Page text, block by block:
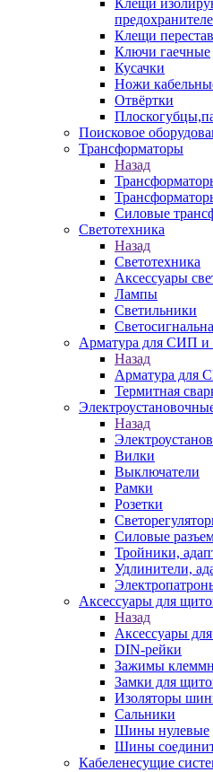
Клещи
Клещи
Ключи гаечные
Кусачки
Ножи
Отвёртки
Поисковое
Трансформаторы
Назад
Силовые
Светотехника
Назад
Светотехника
Аксессуары
Лампы
Светильники
Арматура для СИП
Назад
Арматура для
Термитная
Назад
Вилки
Выключатели
Рамки
Розетки
Силовые
Тройники,
Удлинители,
Аксессуары для
Назад
Аксессуары
DIN-рейки
Зажимы
Замки для
Изоляторы
Сальники
Шины нулевые
Шины
Кабеленесущие